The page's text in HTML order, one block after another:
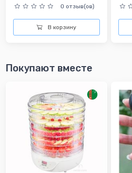
0 отзыв(ов)
В корзину
Покупают вместе